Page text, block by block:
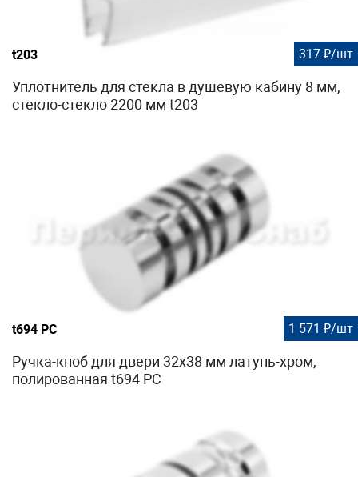
t203 317 ₽/шт
Уплотнитель для стекла в душевую кабину 8 мм,
стекло-стекло 2200 мм t203
t694 PC 1 571 ₽/шт
Ручка-кноб для двери 32х38 мм латунь-хром,
полированная t694 PC